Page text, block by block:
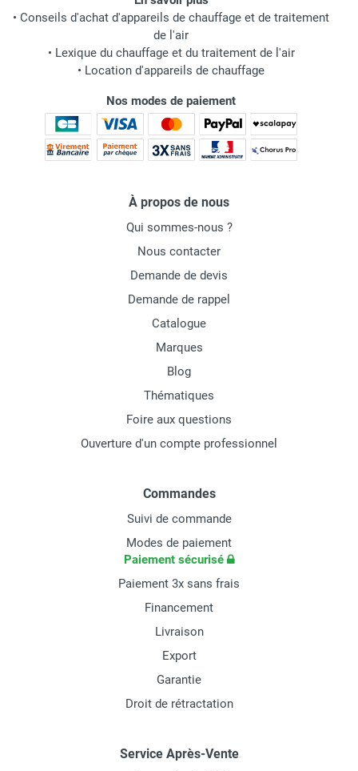
• Conseils d'achat d'appareils de chauffage et de traitement
de l'air
• Lexique du chauffage et du traitement de l'air
• Location d'appareils de chauffage
Nos modes de paiement
À propos de nous
Qui sommes-nous ?
Nous contacter
Demande de devis
Demande de rappel
Catalogue
Marques
Blog
Thématiques
Foire aux questions
Ouverture d'un compte professionnel
Commandes
Suivi de commande
Modes de paiement
Paiement sécurisé
Paiement 3x sans frais
Financement
Livraison
Export
Garantie
Droit de rétractation
Service Après-Vente